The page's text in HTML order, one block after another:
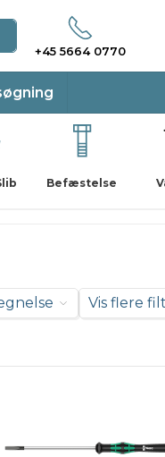
+45 5664 0770
Befæstelse
Vis flere